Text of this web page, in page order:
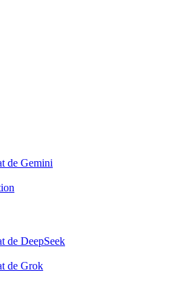
de Gemini
de DeepSeek
de Grok